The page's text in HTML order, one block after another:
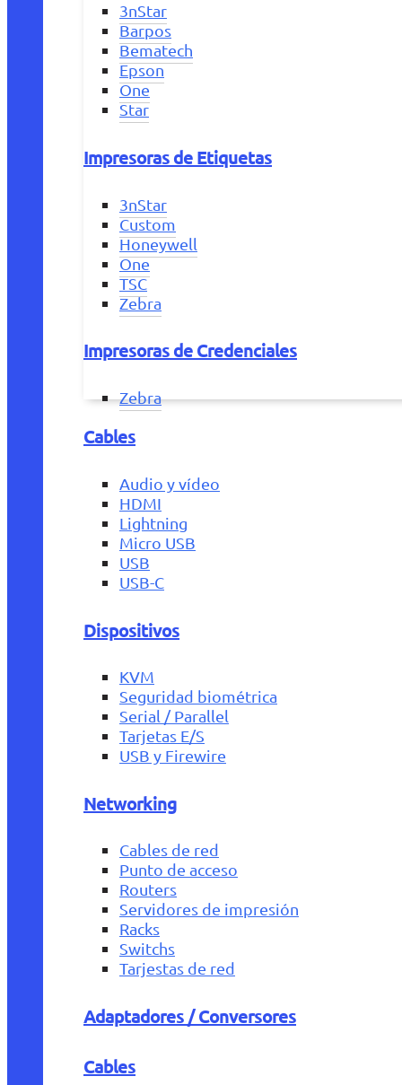
3nStar
Barpos
Bematech
Epson
One
Star
Impresoras de Etiquetas
3nStar
Custom
Honeywell
One
TSC
Zebra
Impresoras de Credenciales
Zebra
Cables
Audio y vídeo
HDMI
Lightning
Micro USB
USB
USB-C
Dispositivos
KVM
Seguridad biométrica
Serial / Parallel
Tarjetas E/S
USB y Firewire
Networking
Cables de red
Punto de acceso
Routers
Servidores de impresión
Racks
Switchs
Tarjestas de red
Adaptadores / Conversores
Cables